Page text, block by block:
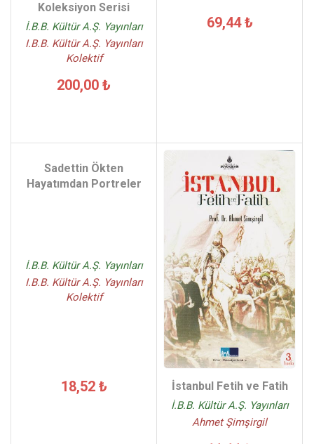
Koleksiyon Serisi
İ.B.B. Kültür A.Ş. Yayınları
I.B.B. Kültür A.Ş. Yayınları
Kolektif
200,00 ₺
69,44 ₺
Sadettin Ökten
Hayatımdan Portreler
İ.B.B. Kültür A.Ş. Yayınları
I.B.B. Kültür A.Ş. Yayınları
Kolektif
18,52 ₺ İstanbul Fetih ve Fatih
İ.B.B. Kültür A.Ş. Yayınları
Ahmet Şimşirgil